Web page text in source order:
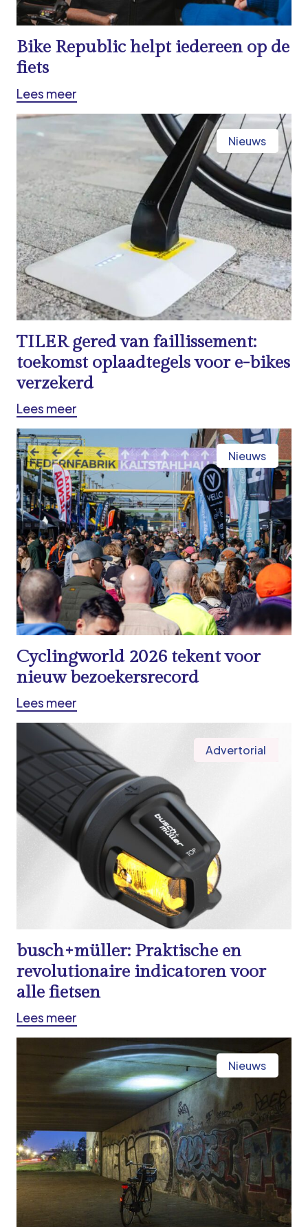
Bike Republic helpt iedereen op de
fiets
Lees meer
Nieuws
TILER gered van faillissement:
toekomst oplaadtegels voor e-bikes
verzekerd
Lees meer
Nieuws
Cyclingworld 2026 tekent voor
nieuw bezoekersrecord
Lees meer
Advertorial
busch+müller: Praktische en
revolutionaire indicatoren voor
alle fietsen
Lees meer
Nieuws